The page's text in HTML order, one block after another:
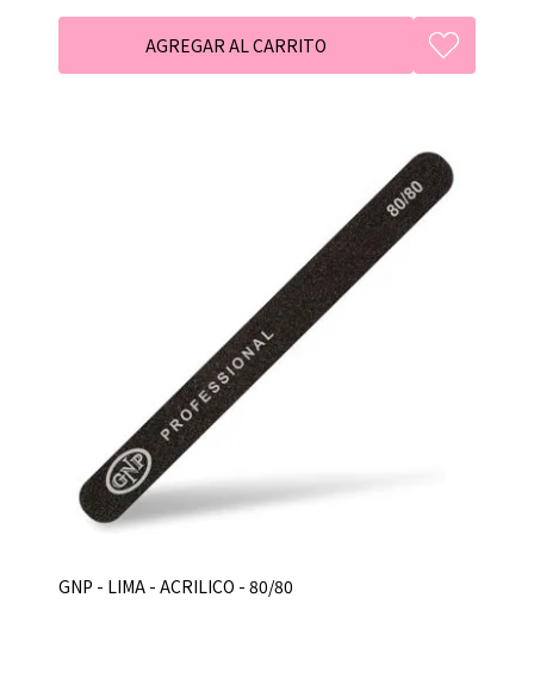
GNP - LIMA - ACRILICO - 80/80